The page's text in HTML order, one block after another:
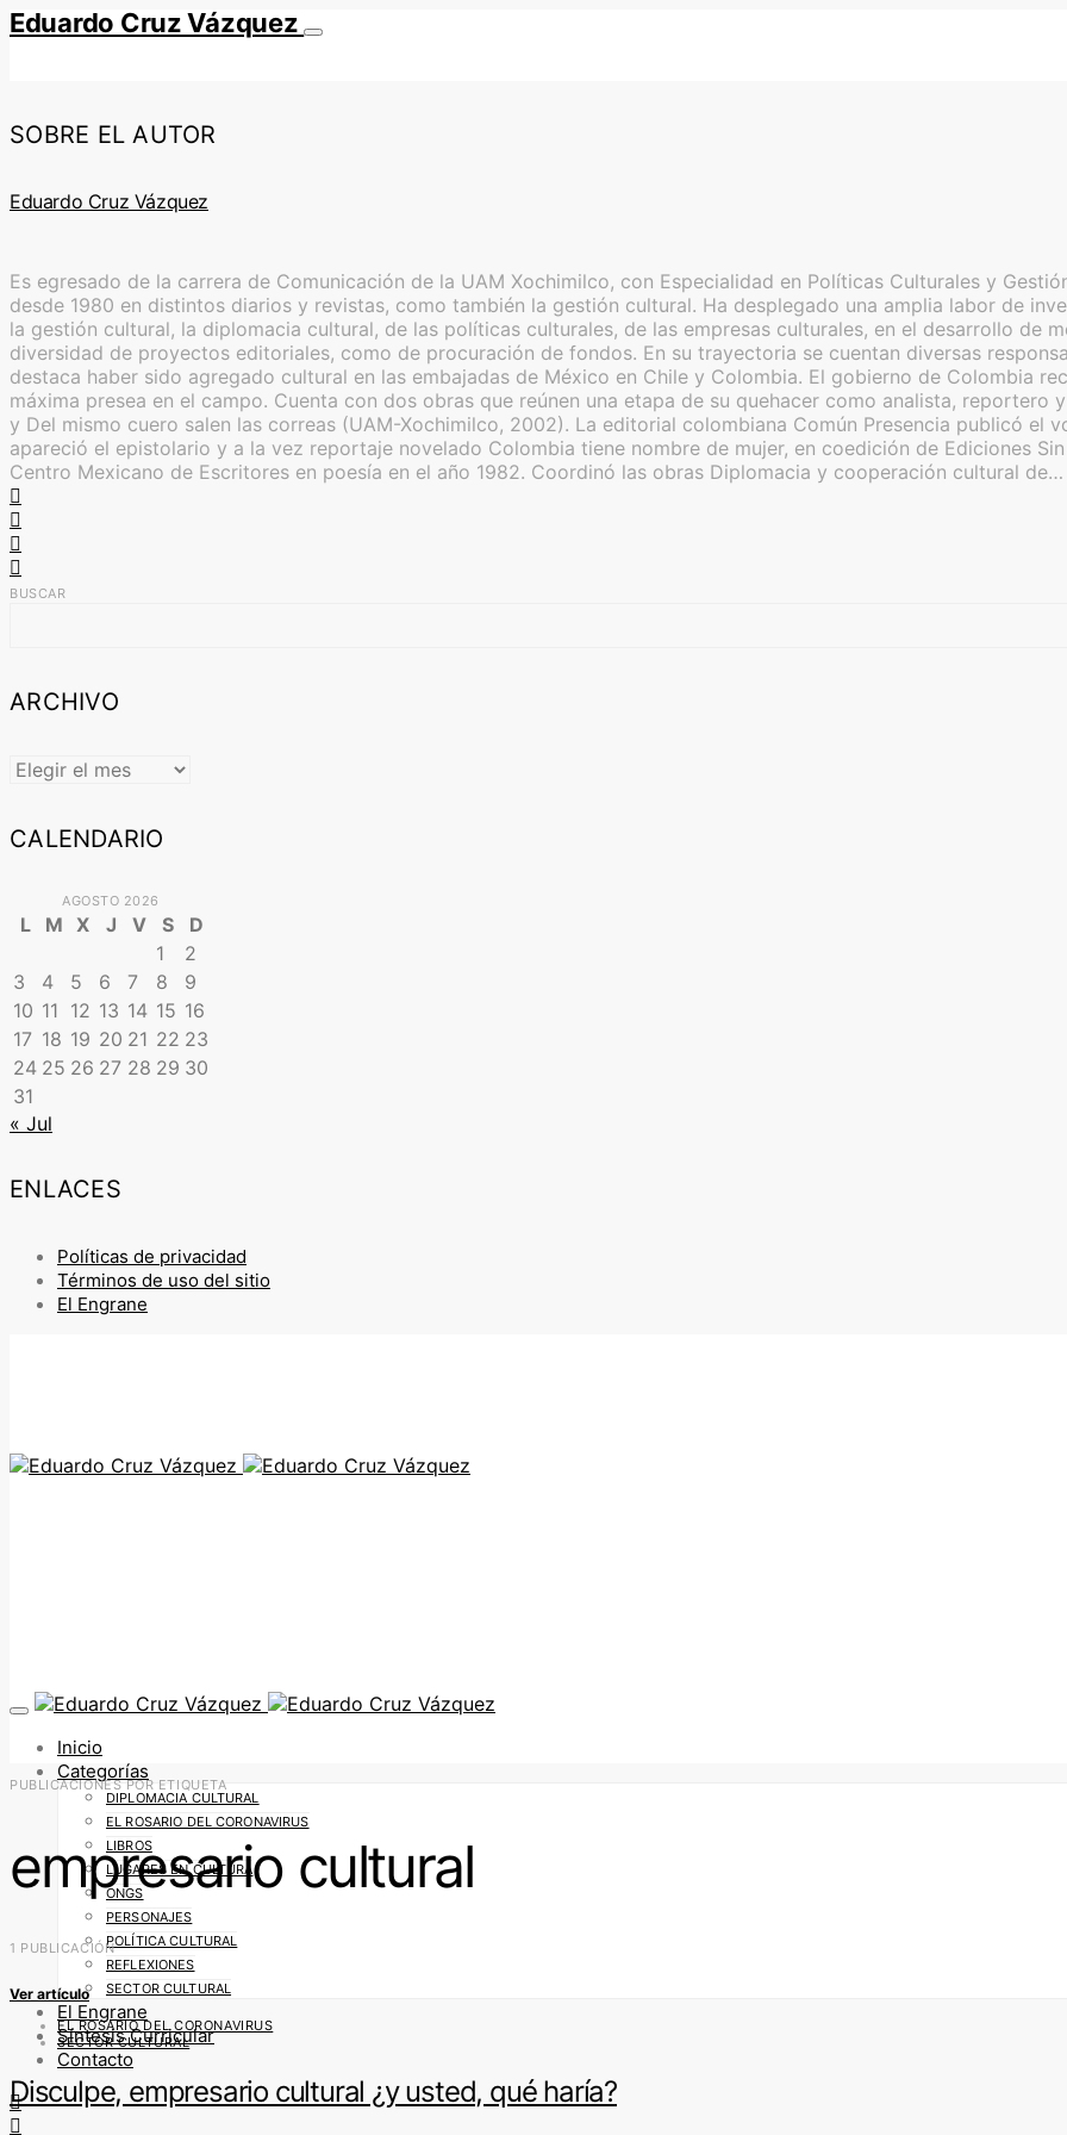
Eduardo Cruz Vázquez
SOBRE EL AUTOR
Eduardo Cruz Vázquez
Es egresado de la carrera de Comunicación de la UAM Xochimilco, con Especialidad en Políticas Culturales y
desde 1980 en distintos diarios y revistas, como también la gestión cultural. Ha desplegado una amplia labor de
la gestión cultural, la diplomacia cultural, de las políticas culturales, de las empresas culturales, en el desarrollo de
diversidad de proyectos editoriales, como de procuración de fondos. En su trayectoria se cuentan diversas
destaca haber sido agregado cultural en las embajadas de México en Chile y Colombia. El gobierno de Colombia
máxima presea en el campo. Cuenta con dos obras que reúnen una etapa de su quehacer como analista, reportero
y Del mismo cuero salen las correas (UAM-Xochimilco, 2002). La editorial colombiana Común Presencia publicó el
apareció el epistolario y a la vez reportaje novelado Colombia tiene nombre de mujer, en coedición de Ediciones
Centro Mexicano de Escritores en poesía en el año 1982. Coordinó las obras Diplomacia y cooperación cultural de…
BUSCAR
ARCHIVO
ARCHIVO
CALENDARIO
AGOSTO 2026
L M X J V S
D
1
2
3
4 5 6 7 8
9
10 11 12 13 14 15 16
17 18 19 20 21 22 23
24 25 26 27 28 29 30
31
« Jul
ENLACES
Políticas de privacidad
Términos de uso del sitio
El Engrane
Inicio
Categorías
DIPLOMACIA CULTURAL
EL ROSARIO DEL CORONAVIRUS
LIBROS
LUGARES EN CULTURA
ONGS
PERSONAJES
POLÍTICA CULTURAL
REFLEXIONES
SECTOR CULTURAL
El Engrane
Síntesis Curricular
Contacto
PUBLICACIONES POR ETIQUETA
empresario cultural
1 PUBLICACIÓN
Ver artículo
EL ROSARIO DEL CORONAVIRUS
SECTOR CULTURAL
Disculpe, empresario cultural ¿y usted, qué haría?